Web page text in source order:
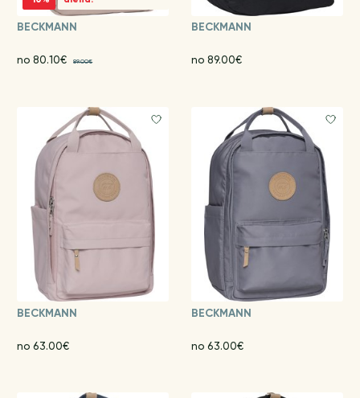
BECKMANN
no 80.10€ 89.00€
BECKMANN
no 89.00€
BECKMANN
no 63.00€
BECKMANN
no 63.00€